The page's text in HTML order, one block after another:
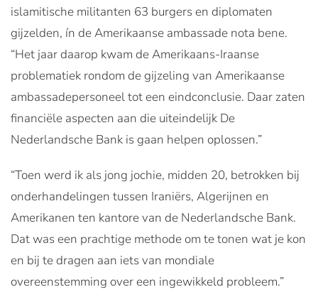
islamitische militanten 63 burgers en diplomaten
gijzelden, ín de Amerikaanse ambassade nota bene.
“Het jaar daarop kwam de Amerikaans-Iraanse
problematiek rondom de gijzeling van Amerikaanse
ambassadepersoneel tot een eindconclusie. Daar zaten
financiële aspecten aan die uiteindelijk De
Nederlandsche Bank is gaan helpen oplossen.”
“Toen werd ik als jong jochie, midden 20, betrokken bij
onderhandelingen tussen Iraniërs, Algerijnen en
Amerikanen ten kantore van de Nederlandsche Bank.
Dat was een prachtige methode om te tonen wat je kon
en bij te dragen aan iets van mondiale
overeenstemming over een ingewikkeld probleem.”